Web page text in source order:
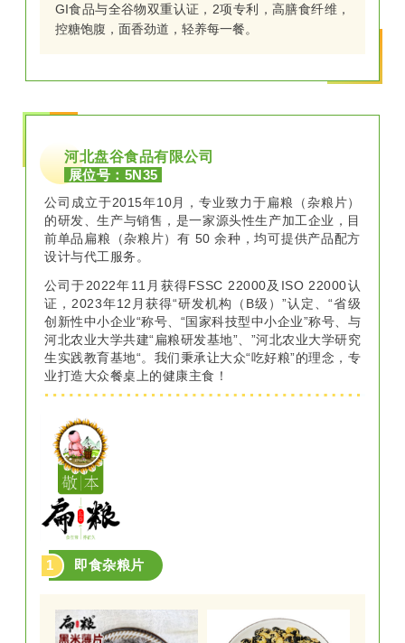
（1人份袋装）
低GI值为50，口感劲道爽滑、低升糖、0脂肪，高饱
腹，再加上精选的川香麻辣鸡丝料包，一面多吃，配
餐简易，营养丰富，美味不怕胖！属于低GI食品，已
低GI红烧牛肉魔芋荞麦面
（1人份袋装）
GI食品与全谷物双重认证，2项专利，高膳食纤维，
控糖饱腹，面香劲道，轻养每一餐。
河北盘谷食品有限公司
展位号：5N35
公司成立于2015年10月，专业致力于扁粮（杂粮片）
的研发、生产与销售，是一家源头性生产加工企业，目
前单品扁粮（杂粮片）有 50 余种，均可提供产品配方
设计与代工服务。
公司于2022年11月获得FSSC 22000及ISO 22000认
证，2023年12月获得“研发机构（B级）”认定、“省级
创新性中小企业“称号、“国家科技型中小企业”称号、与
河北农业大学共建“扁粮研发基地”、”河北农业大学研究
生实践教育基地“。我们秉承让大众“吃好粮”的理念，专
业打造大众餐桌上的健康主食！
1 即食杂粮片